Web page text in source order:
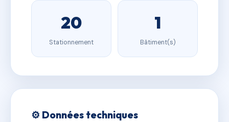
20
Stationnement
1
Bâtiment(s)
⚙️ Données techniques